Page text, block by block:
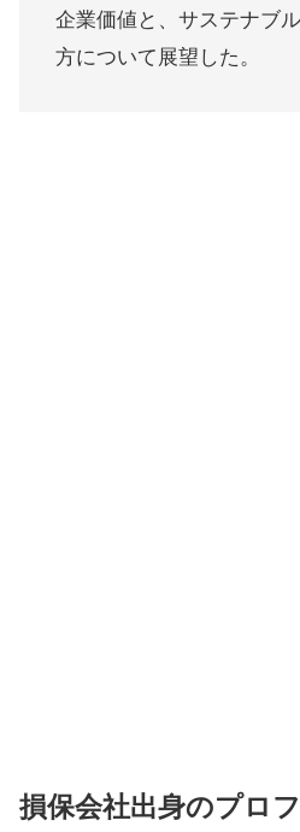
企業価値と、サステナブ
方について展望した。
損保会社出身のプロ